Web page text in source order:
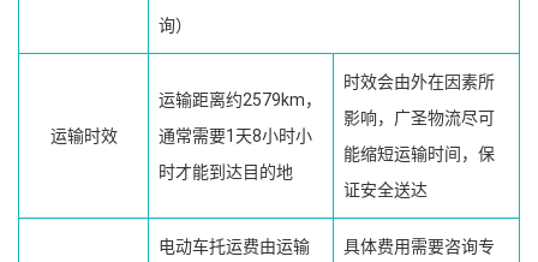
询）
运输时效
运输距离约2579km，
通常需要1天8小时小
时才能到达目的地
时效会由外在因素所
影响，广圣物流尽可
能缩短运输时间，保
证安全送达
电动车托运费由运输
具体费用需要咨询专